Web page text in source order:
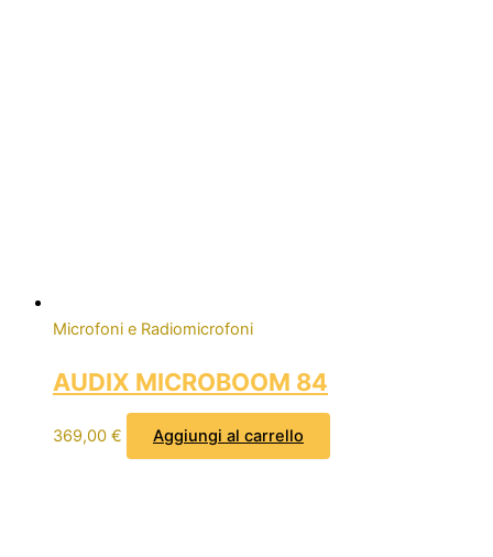
Microfoni e Radiomicrofoni
AUDIX MICROBOOM 84
369,00 € Aggiungi al carrello